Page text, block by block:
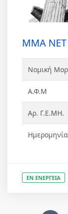
MMA
Νομική
Α.Φ.Μ
Αρ. Γ.Ε.ΜΗ.
ΕΝ ΕΝΕΡΓΕΙΑ